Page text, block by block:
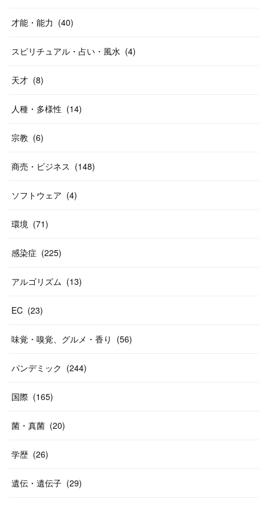
才能・能力 (40)
スピリチュアル・占い・風水 (4)
天才 (8)
人種・多様性 (14)
宗教 (6)
商売・ビジネス (148)
ソフトウェア (4)
環境 (71)
感染症 (225)
アルゴリズム (13)
EC (23)
味覚・嗅覚、グルメ・香り (56)
パンデミック (244)
国際 (165)
菌・真菌 (20)
学歴 (26)
遺伝・遺伝子 (29)